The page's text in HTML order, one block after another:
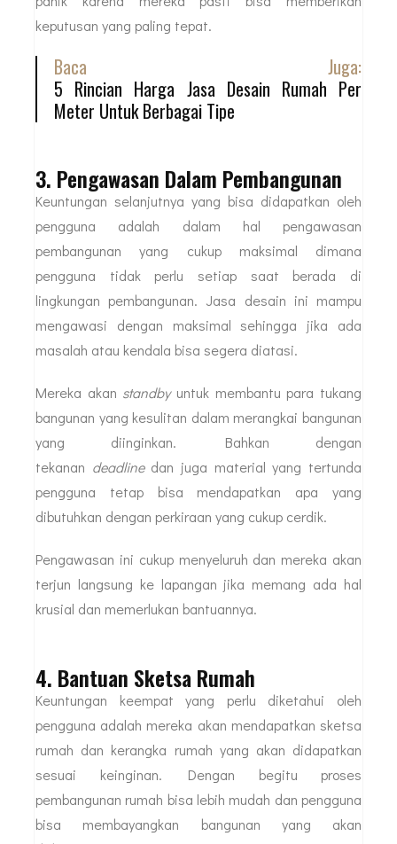
keputusan yang paling tepat.
Baca Juga:
5 Rincian Harga Jasa Desain Rumah Per
Meter Untuk Berbagai Tipe
3. Pengawasan Dalam Pembangunan
Keuntungan selanjutnya yang bisa didapatkan oleh
pengguna adalah dalam hal pengawasan
pembangunan yang cukup maksimal dimana
pengguna tidak perlu setiap saat berada di
lingkungan pembangunan. Jasa desain ini mampu
mengawasi dengan maksimal sehingga jika ada
masalah atau kendala bisa segera diatasi.
Mereka akan standbyuntuk membantu para tukang
bangunan yang kesulitan dalam merangkai bangunan
yang diinginkan. Bahkan dengan
tekanan deadlinedan juga material yang tertunda
pengguna tetap bisa mendapatkan apa yang
dibutuhkan dengan perkiraan yang cukup cerdik.
Pengawasan ini cukup menyeluruh dan mereka akan
terjun langsung ke lapangan jika memang ada hal
krusial dan memerlukan bantuannya.
4. Bantuan Sketsa Rumah
Keuntungan keempat yang perlu diketahui oleh
pengguna adalah mereka akan mendapatkan sketsa
rumah dan kerangka rumah yang akan didapatkan
sesuai keinginan. Dengan begitu proses
pembangunan rumah bisa lebih mudah dan pengguna
bisa membayangkan bangunan yang akan